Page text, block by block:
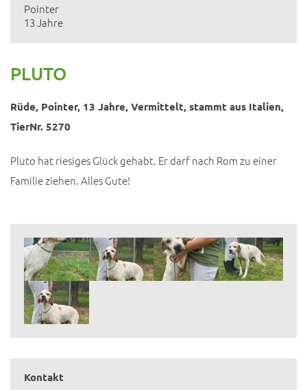
Pointer
13 Jahre
PLUTO
Rüde, Pointer, 13 Jahre, Vermittelt, stammt aus Italien,
TierNr. 5270
Pluto hat riesiges Glück gehabt. Er darf nach Rom zu einer
Familie ziehen. Alles Gute!
Kontakt